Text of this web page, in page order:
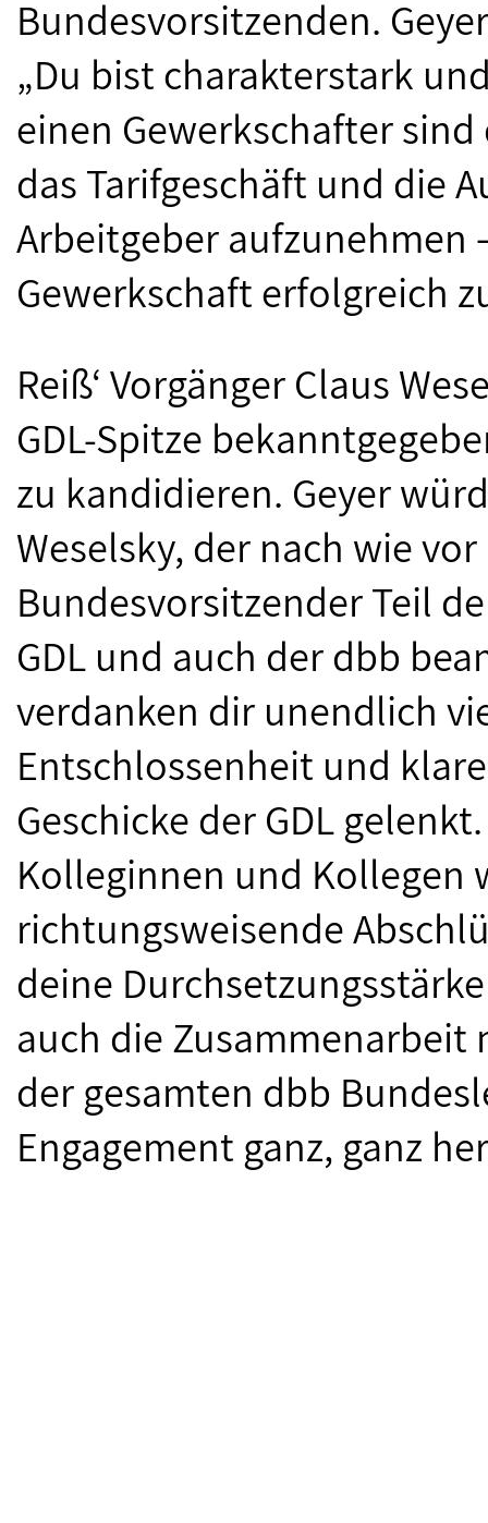
Bundesvorsitzenden.
„Du bist charakterstark
einen Gewerkschafter
das Tarifgeschäft und die
Arbeitgeber aufzunehmen
Gewerkschaft erfolgreich
Reiß‘ Vorgänger Claus
GDL-Spitze
zu kandidieren. Geyer
Weselsky, der nach wie
Bundesvorsitzender Teil
GDL und auch der dbb
verdanken dir unendlich
Entschlossenheit und
Geschicke der GDL
Kolleginnen und Kollegen
richtungsweisende
deine
auch die
der gesamten dbb
Engagement ganz, ganz